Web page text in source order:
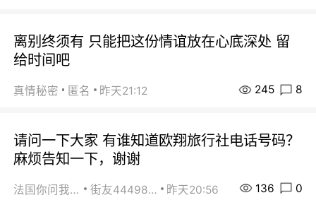
离别终须有 只能把这份情谊放在心底深处 留
给时间吧
真情秘密 匿名 昨天21:12 245 8
请问一下大家 有谁知道欧翔旅行社电话号码？
麻烦告知一下，谢谢
法国你问我答 街友44498484 昨天20:56 136 0